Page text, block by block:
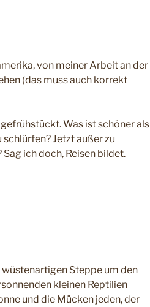
von meiner Arbeit an der
(das muss auch korrekt
Was ist schöner als
Jetzt außer zu
ich doch, Reisen bildet.
wüstenartigen Steppe um den
kleinen Reptilien
und die Mücken jeden, der